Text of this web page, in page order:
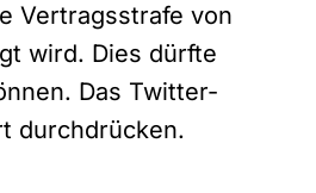
Vertragsstrafe von
wird. Dies dürfte
Das Twitter-
durchdrücken.